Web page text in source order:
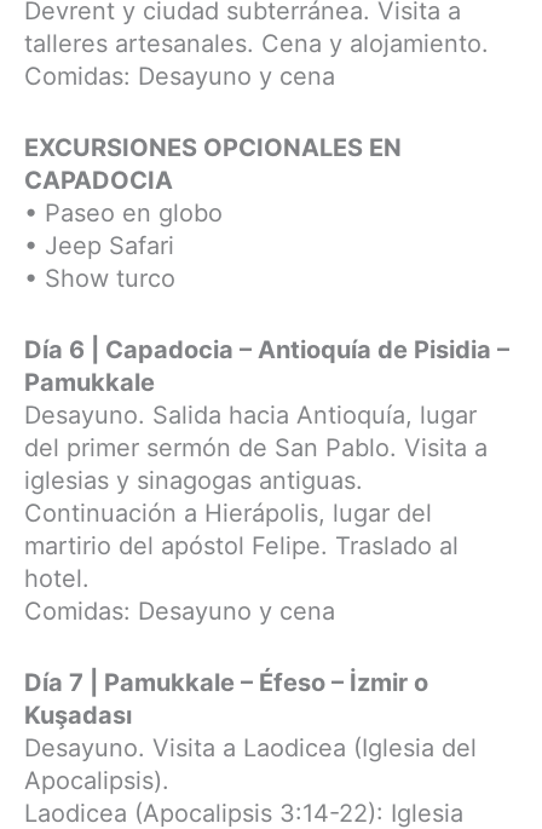
Devrent y ciudad subterránea. Visita a
talleres artesanales. Cena y alojamiento.
Comidas: Desayuno y cena
EXCURSIONES OPCIONALES EN
CAPADOCIA
• Paseo en globo
• Jeep Safari
• Show turco
Día 6 | Capadocia – Antioquía de Pisidia –
Pamukkale
Desayuno. Salida hacia Antioquía, lugar
del primer sermón de San Pablo. Visita a
iglesias y sinagogas antiguas.
Continuación a Hierápolis, lugar del
martirio del apóstol Felipe. Traslado al
hotel.
Comidas: Desayuno y cena
Día 7 | Pamukkale – Éfeso – İzmir o
Kuşadası
Desayuno. Visita a Laodicea (Iglesia del
Apocalipsis).
Laodicea (Apocalipsis 3:14-22): Iglesia